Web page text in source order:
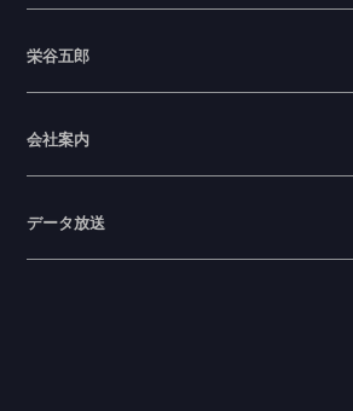
栄谷五郎
会社案内
データ放送